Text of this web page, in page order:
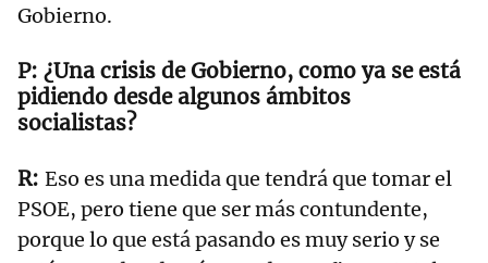
Gobierno.
¿Una crisis de Gobierno, como ya se está
pidiendo desde algunos ámbitos
socialistas?
Eso es una medida que tendrá que tomar el
PSOE, pero tiene que ser más contundente,
porque lo que está pasando es muy serio y se